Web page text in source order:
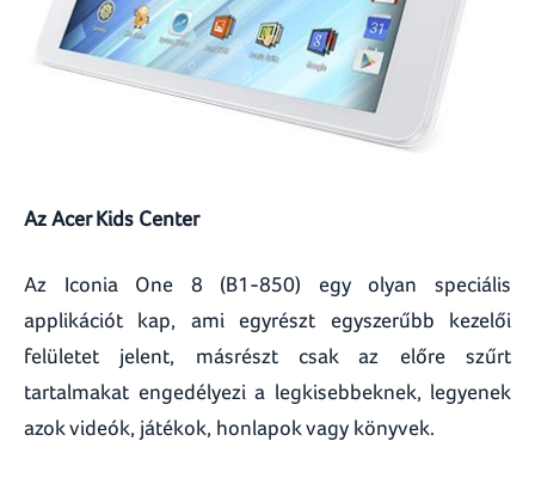
Az Acer Kids Center
Az Iconia One 8 (B1-850) egy olyan speciális
applikációt kap, ami egyrészt egyszerűbb kezelői
felületet jelent, másrészt csak az előre szűrt
tartalmakat engedélyezi a legkisebbeknek, legyenek
azok videók, játékok, honlapok vagy könyvek.